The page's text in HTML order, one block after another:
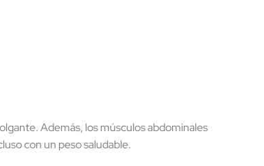
Además, los músculos abdominales
con un peso saludable.